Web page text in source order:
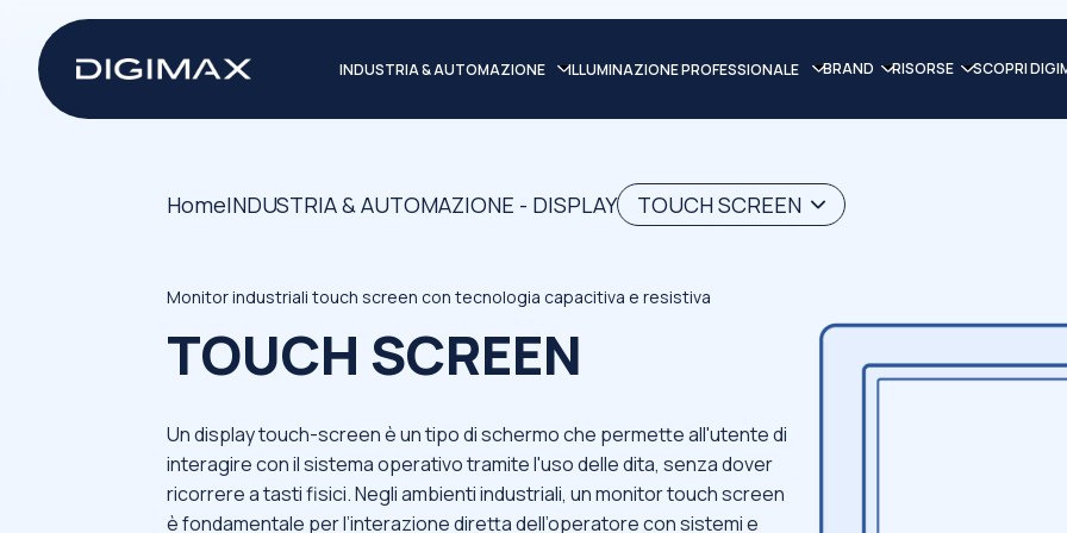
INDUSTRIA & AUTOMAZIONE ILLUMINAZIONE PROFESSIONALE BRAND RISORSE SCOPRI
HomeINDUSTRIA & AUTOMAZIONE - DISPLAY TOUCH SCREEN
Monitor industriali touch screen con tecnologia capacitiva e resistiva
TOUCH SCREEN
Un display touch-screen è un tipo di schermo che permette all'utente di
interagire con il sistema operativo tramite l'uso delle dita, senza dover
ricorrere a tasti fisici. Negli ambienti industriali, un monitor touch screen
è fondamentale per l’interazione diretta dell’operatore con sistemi e